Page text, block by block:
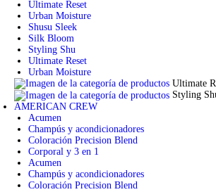
Ultimate Reset
Urban Moisture
Shusu Sleek
Silk Bloom
Styling Shu
Ultimate Reset
Urban Moisture
Ultimate
Styling
AMERICAN CREW
Acumen
Champús y acondicionadores
Coloración Precision Blend
Corporal y 3 en 1
Acumen
Champús y acondicionadores
Coloración Precision Blend